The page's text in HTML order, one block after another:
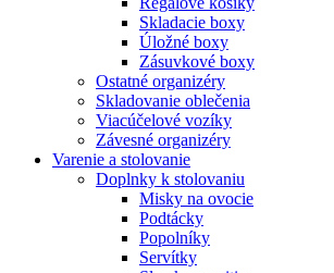
Skladacie boxy
Úložné boxy
Zásuvkové boxy
Ostatné organizéry
Skladovanie oblečenia
Viacúčelové vozíky
Závesné organizéry
Varenie a stolovanie
Doplnky k stolovaniu
Misky na ovocie
Podtácky
Popolníky
Servítky